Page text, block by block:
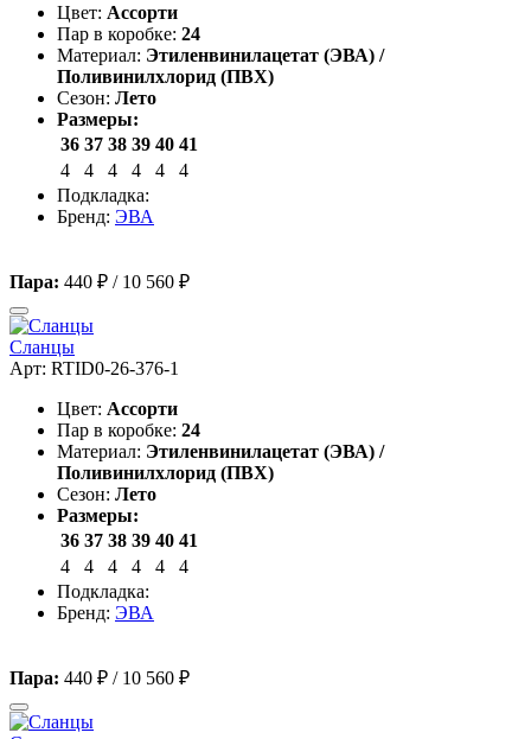
Цвет: Ассорти
Пар в коробке: 24
Материал: Этиленвинилацетат (ЭВА) /
Поливинилхлорид (ПВХ)
Сезон: Лето
Размеры:
36 37 38 39 40 41
4
4 4 4 4
4
Подкладка:
Бренд: ЭВА
Пара: 440 ₽ / 10 560 ₽
Сланцы
Арт: RTID0-26-376-1
Цвет: Ассорти
Пар в коробке: 24
Материал: Этиленвинилацетат (ЭВА) /
Поливинилхлорид (ПВХ)
Сезон: Лето
Размеры:
36 37 38 39 40 41
4
4 4 4 4
4
Подкладка:
Бренд: ЭВА
Пара: 440 ₽ / 10 560 ₽